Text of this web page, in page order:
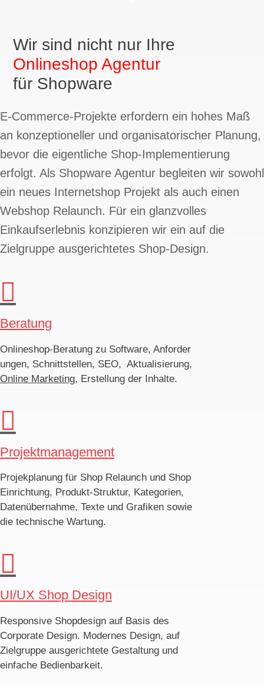
Wir sind nicht nur Ihre
Onlineshop Agentur
für Shopware
E-Commerce-Projekte erfordern ein hohes Maß
an konzeptioneller und organisatorischer Planung,
bevor die eigentliche Shop-Implementierung
erfolgt. Als Shopware Agentur begleiten wir sowohl
ein neues Internetshop Projekt als auch einen
Webshop Relaunch. Für ein glanzvolles
Einkaufserlebnis konzipieren wir ein auf die
Zielgruppe ausgerichtetes Shop-Design.

Beratung
Onlineshop-Beratung zu Software, Anforder
ungen, Schnittstellen, SEO, Aktualisierung,
Online Marketing, Erstellung der Inhalte.

Projektmanagement
Projekplanung für Shop Relaunch und Shop
Einrichtung, Produkt-Struktur, Kategorien,
Datenübernahme, Texte und Grafiken sowie
die technische Wartung.

UI/UX Shop Design
Responsive Shopdesign auf Basis des
Corporate Design. Modernes Design, auf
Zielgruppe ausgerichtete Gestaltung und
einfache Bedienbarkeit.